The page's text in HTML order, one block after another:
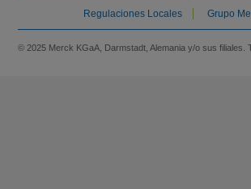
Regulaciones Locales Grupo
© 2025 Merck KGaA, Darmstadt, Alemania y/o sus filiales.